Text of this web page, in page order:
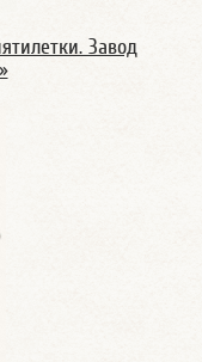
Завод